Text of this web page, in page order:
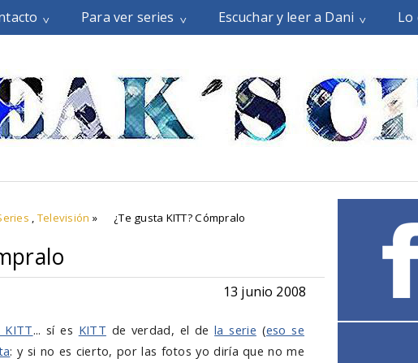
Para ver series Escuchar y leer a Dani Lo
,Televisión » ¿Te gusta KITT? Cómpralo
13 junio 2008
KITT... sí es KITT de verdad, el dela serie (eso se
: y si no es cierto, por las fotos yo diría que no me